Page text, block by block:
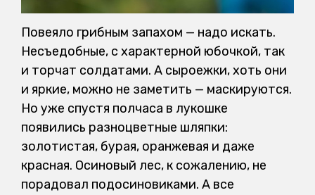
Повеяло грибным запахом — надо искать.
Несъедобные, с характерной юбочкой, так
и торчат солдатами. А сыроежки, хоть они
и яркие, можно не заметить — маскируются.
Но уже спустя полчаса в лукошке
появились разноцветные шляпки:
золотистая, бурая, оранжевая и даже
красная. Осиновый лес, к сожалению, не
порадовал подосиновиками. А все